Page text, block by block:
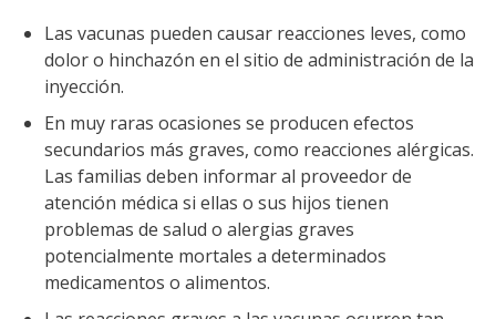
Las vacunas pueden causar reacciones leves, como
dolor o hinchazón en el sitio de administración de la
inyección.
En muy raras ocasiones se producen efectos
secundarios más graves, como reacciones alérgicas.
Las familias deben informar al proveedor de
atención médica si ellas o sus hijos tienen
problemas de salud o alergias graves
potencialmente mortales a determinados
medicamentos o alimentos.